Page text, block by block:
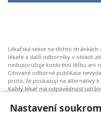
Nastavení
Lékařská sekce na těchto
lékaře a další odborníky v oblasti
nedoporučuje konkrétní léčbu ani
Citované odborné publikace
proto, že poukazují na alternativy
Každý lékař má odpovědnost
správná rozhodnutí, která budou
v souladu s jejich přáními,